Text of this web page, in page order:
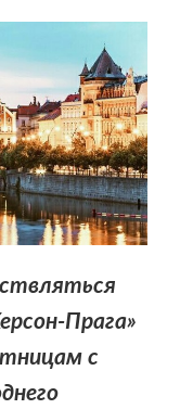
Прага»
с